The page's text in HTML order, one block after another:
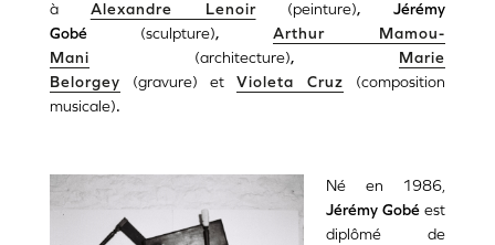
à Alexandre Lenoir (peinture), Jérémy
Gobé (sculpture), Arthur Mamou-
Mani
(architecture), Marie
Belorgey
(gravure) et Violeta Cruz
(composition
musicale).
Né en 1986,
Jérémy Gobé est
diplômé de